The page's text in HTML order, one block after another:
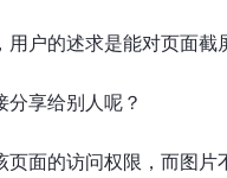
户的述求是能对页面截
享给别人呢？
面的访问权限，而图片